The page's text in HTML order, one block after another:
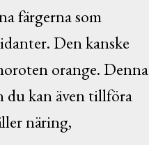
färgerna som
Den kanske
orange. Denna
du kan även tillföra
näring,